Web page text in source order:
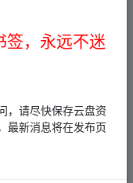
签，永远不迷
，请尽快保存云盘资
最新消息将在发布页